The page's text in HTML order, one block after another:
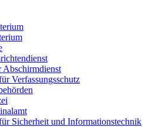
Abschirmdienst
Verfassungsschutz
Sicherheit und Informationstechnik